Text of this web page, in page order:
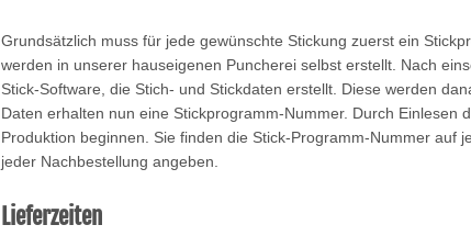
Grundsätzlich muss für jede gewünschte Stickung zuerst ein
werden in unserer hauseigenen Puncherei selbst erstellt. Nach
Stick-Software, die Stich- und Stickdaten erstellt. Diese werden
Daten erhalten nun eine Stickprogramm-Nummer. Durch Einlesen
Produktion beginnen. Sie finden die Stick-Programm-Nummer auf
jeder Nachbestellung angeben.
Lieferzeiten